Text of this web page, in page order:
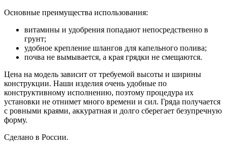
Основные преимущества использования:
витамины и удобрения попадают непосредственно в
грунт;
удобное крепление шлангов для капельного полива;
почва не вымывается, а края грядки не смещаются.
Цена на модель зависит от требуемой высоты и ширины
конструкции. Наши изделия очень удобные по
конструктивному исполнению, поэтому процедура их
установки не отнимет много времени и сил. Гряда получается
с ровными краями, аккуратная и долго сберегает безупречную
форму.
Сделано в России.